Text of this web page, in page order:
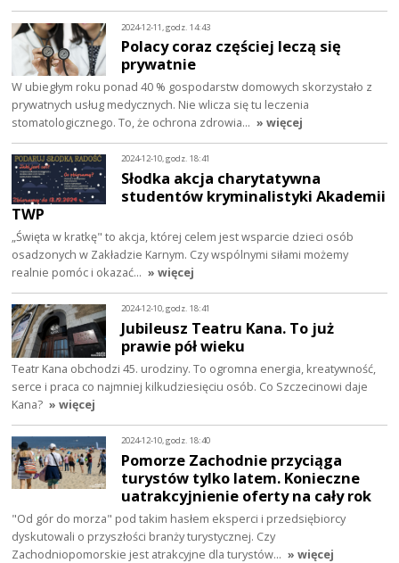
2024-12-11, godz. 14:43
Polacy coraz częściej leczą się
prywatnie
W ubiegłym roku ponad 40 % gospodarstw domowych skorzystało z
prywatnych usług medycznych. Nie wlicza się tu leczenia
stomatologicznego. To, że ochrona zdrowia… » więcej
2024-12-10, godz. 18:41
Słodka akcja charytatywna
studentów kryminalistyki Akademii
TWP
„Święta w kratkę" to akcja, której celem jest wsparcie dzieci osób
osadzonych w Zakładzie Karnym. Czy wspólnymi siłami możemy
realnie pomóc i okazać… » więcej
2024-12-10, godz. 18:41
Jubileusz Teatru Kana. To już
prawie pół wieku
Teatr Kana obchodzi 45. urodziny. To ogromna energia, kreatywność,
serce i praca co najmniej kilkudziesięciu osób. Co Szczecinowi daje
Kana? » więcej
2024-12-10, godz. 18:40
Pomorze Zachodnie przyciąga
turystów tylko latem. Konieczne
uatrakcyjnienie oferty na cały rok
"Od gór do morza" pod takim hasłem eksperci i przedsiębiorcy
dyskutowali o przyszłości branży turystycznej. Czy
Zachodniopomorskie jest atrakcyjne dla turystów… » więcej